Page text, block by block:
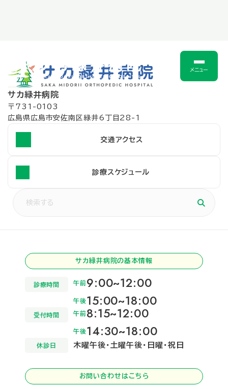
メニュー
サカ緑井病院
〒731-0103
広島県広島市安佐南区緑井6丁目28-1
交通アクセス
診療スケジュール
サカ緑井病院の基本情報
診療時間 午前9:00~12:00
午後15:00~18:00
受付時間 午前8:15~12:00
午後14:30~18:00
休診日 木曜午後・土曜午後・日曜・祝日
お問い合わせはこちら